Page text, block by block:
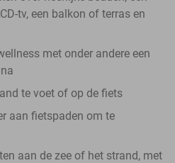
tv, een balkon of terras en
met onder andere een
te voet of op de fiets
aan fietspaden om te
aan de zee of het strand, met